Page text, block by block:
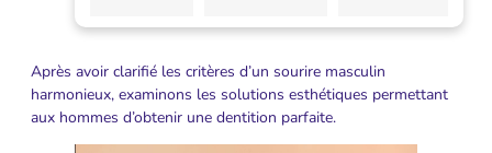
Après avoir clarifié les critères d’un sourire masculin
harmonieux, examinons les solutions esthétiques permettant
aux hommes d’obtenir une dentition parfaite.